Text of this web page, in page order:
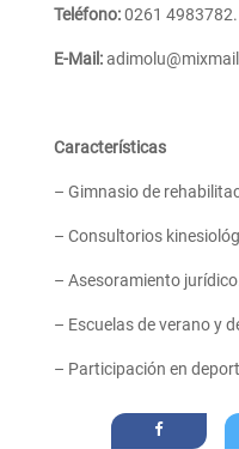
Teléfono:0261 4983782.
E-Mail:
Características
– Gimnasio de
– Consultorios
– Asesoramiento
– Escuelas de verano y
– Participación en